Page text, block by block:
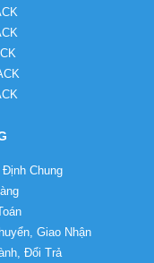
Chung
Giao Nhận
Đổi Trả